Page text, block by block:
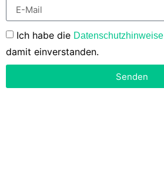
Ich habe die Datenschutzhinweise
damit einverstanden.
Senden